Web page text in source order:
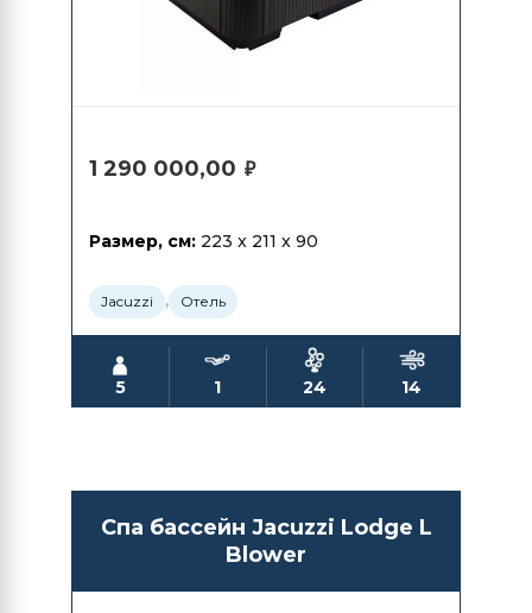
1 290 000,00 ₽
Размер, см: 223 x 211 x 90
Jacuzzi , Отель
5 1 24 14
Спа бассейн Jacuzzi Lodge L
Blower